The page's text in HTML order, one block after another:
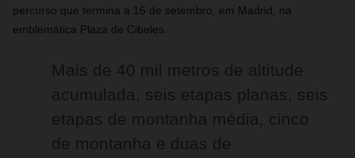
percurso que termina a 16 de setembro, em Madrid, na
emblemática Plaza de Cibeles.
Mais de 40 mil metros de altitude
acumulada, seis etapas planas, seis
etapas de montanha média, cinco
de montanha e duas de